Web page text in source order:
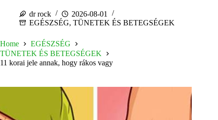
dr rock
2026-08-01
EGÉSZSÉG, TÜNETEK ÉS BETEGSÉGEK
Home
EGÉSZSÉG
TÜNETEK ÉS BETEGSÉGEK
11 korai jele annak, hogy rákos vagy